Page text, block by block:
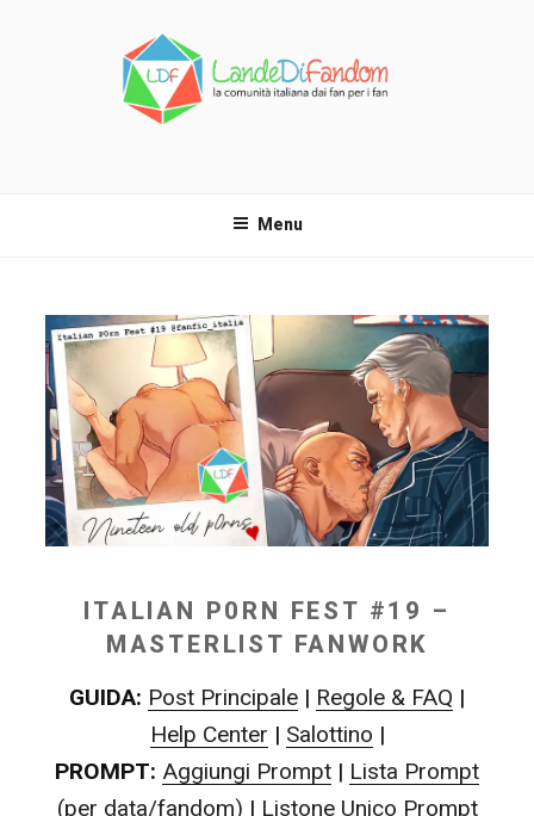
Menu
ITALIAN P0RN FEST #19 –
MASTERLIST FANWORK
GUIDA: Post Principale | Regole & FAQ |
Help Center | Salottino |
PROMPT: Aggiungi Prompt | Lista Prompt
(per data/fandom) | Listone Unico Prompt